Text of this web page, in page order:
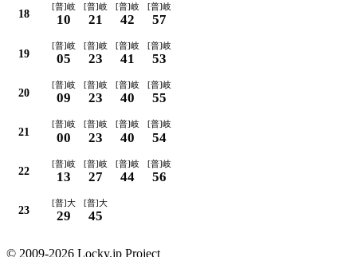
18
[普]岐
10
[普]岐
21
[普]岐
42
[普]岐
57
19
[普]岐
05
[普]岐
23
[普]岐
41
[普]岐
53
20
[普]岐
09
[普]岐
23
[普]岐
40
[普]岐
55
21
[普]岐
00
[普]岐
23
[普]岐
40
[普]岐
54
22
[普]岐
13
[普]岐
27
[普]岐
44
[普]岐
56
23
[普]大
29
[普]大
45
© 2009-2026 Locky.jp Project